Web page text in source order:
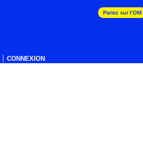
CONNEXION
Pariez sur l'OM